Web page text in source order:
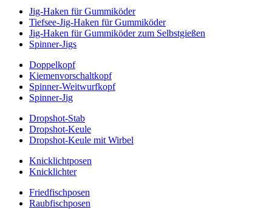
Jig-Haken für Gummiköder
Tiefsee-Jig-Haken für Gummiköder
Jig-Haken für Gummiköder zum Selbstgießen
Spinner-Jigs
Doppelkopf
Kiemenvorschaltkopf
Spinner-Weitwurfkopf
Spinner-Jig
Dropshot-Stab
Dropshot-Keule
Dropshot-Keule mit Wirbel
Knicklichtposen
Knicklichter
Friedfischposen
Raubfischposen